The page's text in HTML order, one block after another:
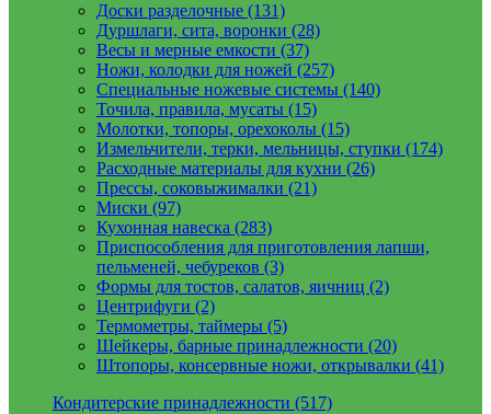
Доски разделочные (131)
Дуршлаги, сита, воронки (28)
Весы и мерные емкости (37)
Ножи, колодки для ножей (257)
Специальные ножевые системы (140)
Точила, правила, мусаты (15)
Молотки, топоры, орехоколы (15)
Измельчители, терки, мельницы, ступки (174)
Расходные материалы для кухни (26)
Прессы, соковыжималки (21)
Миски (97)
Кухонная навеска (283)
Приспособления для приготовления лапши,
пельменей, чебуреков (3)
Формы для тостов, салатов, яичниц (2)
Центрифуги (2)
Термометры, таймеры (5)
Шейкеры, барные принадлежности (20)
Штопоры, консервные ножи, открывалки (41)
Кондитерские принадлежности (517)